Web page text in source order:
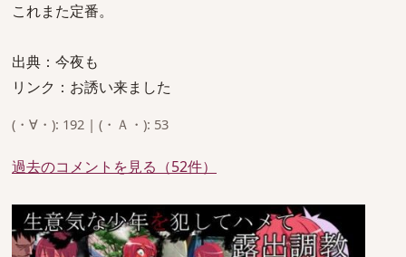
これまた定番。
出典：今夜も
リンク：お誘い来ました
(・∀・): 192 | (・Ａ・): 53
過去のコメントを見る（52件）